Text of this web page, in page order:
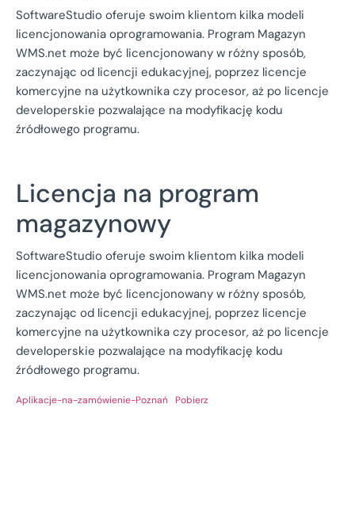
SoftwareStudio oferuje swoim klientom kilka modeli
licencjonowania oprogramowania. Program Magazyn
WMS.net może być licencjonowany w różny sposób,
zaczynając od licencji edukacyjnej, poprzez licencje
komercyjne na użytkownika czy procesor, aż po licencje
developerskie pozwalające na modyfikację kodu
źródłowego programu.
Licencja na program
magazynowy
SoftwareStudio oferuje swoim klientom kilka modeli
licencjonowania oprogramowania. Program Magazyn
WMS.net może być licencjonowany w różny sposób,
zaczynając od licencji edukacyjnej, poprzez licencje
komercyjne na użytkownika czy procesor, aż po licencje
developerskie pozwalające na modyfikację kodu
źródłowego programu.
Aplikacje-na-zamówienie-Poznań Pobierz